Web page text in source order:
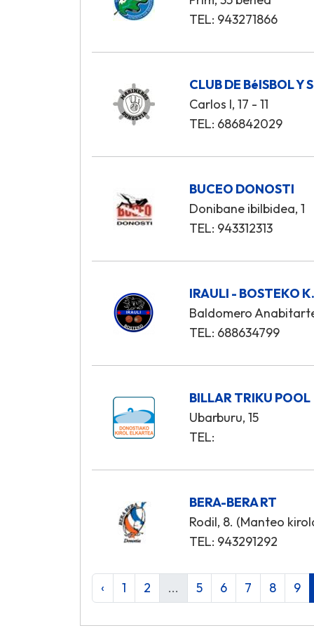
TEL: 943271866
CLUB DE BéISBOL Y
Carlos I, 17 - 11
TEL: 686842029
BUCEO DONOSTI
Donibane ibilbidea, 1
TEL: 943312313
IRAULI - BOSTEKO
Baldomero
TEL: 688634799
BILLAR TRIKU POOL
Ubarburu, 15
TEL:
BERA-BERA RT
Rodil, 8. (Manteo
TEL: 943291292
‹ 1 2 ... 5 6 7 8 9